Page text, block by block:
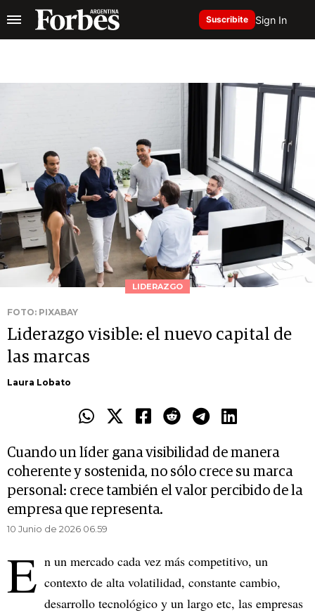
Suscribite Sign In
LIDERAZGO
FOTO: PIXABAY
Liderazgo visible: el nuevo capital de
las marcas
Laura Lobato
Cuando un líder gana visibilidad de manera
coherente y sostenida, no sólo crece su marca
personal: crece también el valor percibido de la
empresa que representa.
10 Junio de 2026 06.59
E n un mercado cada vez más competitivo, un
contexto de alta volatilidad, constante cambio,
desarrollo tecnológico y un largo etc, las empresas